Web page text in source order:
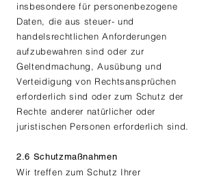
insbesondere für personenbezogene
Daten, die aus steuer- und
handelsrechtlichen Anforderungen
aufzubewahren sind oder zur
Geltendmachung, Ausübung und
Verteidigung von Rechtsansprüchen
erforderlich sind oder zum Schutz der
Rechte anderer natürlicher oder
juristischen Personen erforderlich sind.
2.6 Schutzmaßnahmen
Wir treffen zum Schutz Ihrer